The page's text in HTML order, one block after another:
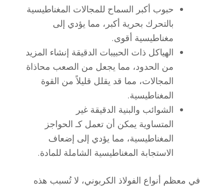
حبوب أكبر السماح للمجالات المغناطيسية
بالتحرك بحرية أكبر، مما يؤدي إلى
مغناطيسية أقوى.
الهياكل ذات الحبيبات الدقيقة إنشاء المزيد
من الحدود، مما يجعل من الصعب محاذاة
المجالات، مما قد يقلل قليلاً من القوة
المغناطيسية.
الشوائب والبنية الدقيقة غير
المتساوية يمكن أن تعمل كـالحواجز
المغناطيسية، مما يؤدي إلى إضعاف
الاستجابة المغناطيسية الشاملة للمادة.
في معظم أنواع الفولاذ الكربوني، لا تُسبب هذه